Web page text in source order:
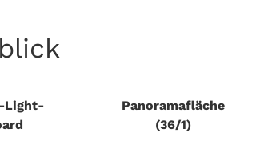
Light-
Panoramafläche
(36/1)